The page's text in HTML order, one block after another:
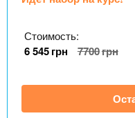
n
s За
Стоимость:
6 545грн 7700грн